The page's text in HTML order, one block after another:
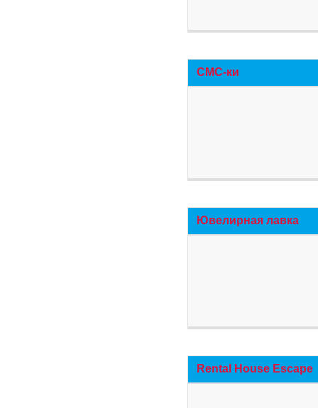
СМС-ки
Ювелирная лавка
Rental House Escape